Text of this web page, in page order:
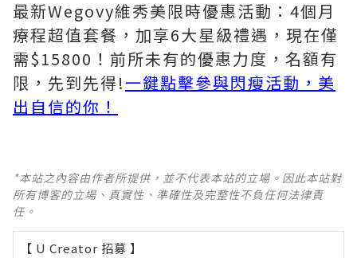
最新Wegovy維秀美限時優惠活動：4個月
療程超值套餐，加享6大星級禮遇，現在僅
需$15800！前所未有的優惠力度，名額有
限，先到先得!一鍵點擊參與閃瘦活動，美
出自信的你！
*本站之內容由作者所提供，並不代表本站的立場。因此本站對
所有博客的立場、真實性、準確性及完整性不負任何法律責
任。
【 U Creator 招募 】